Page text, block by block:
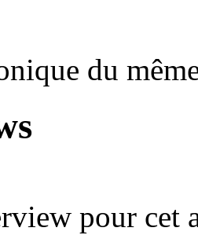
du
pour cet